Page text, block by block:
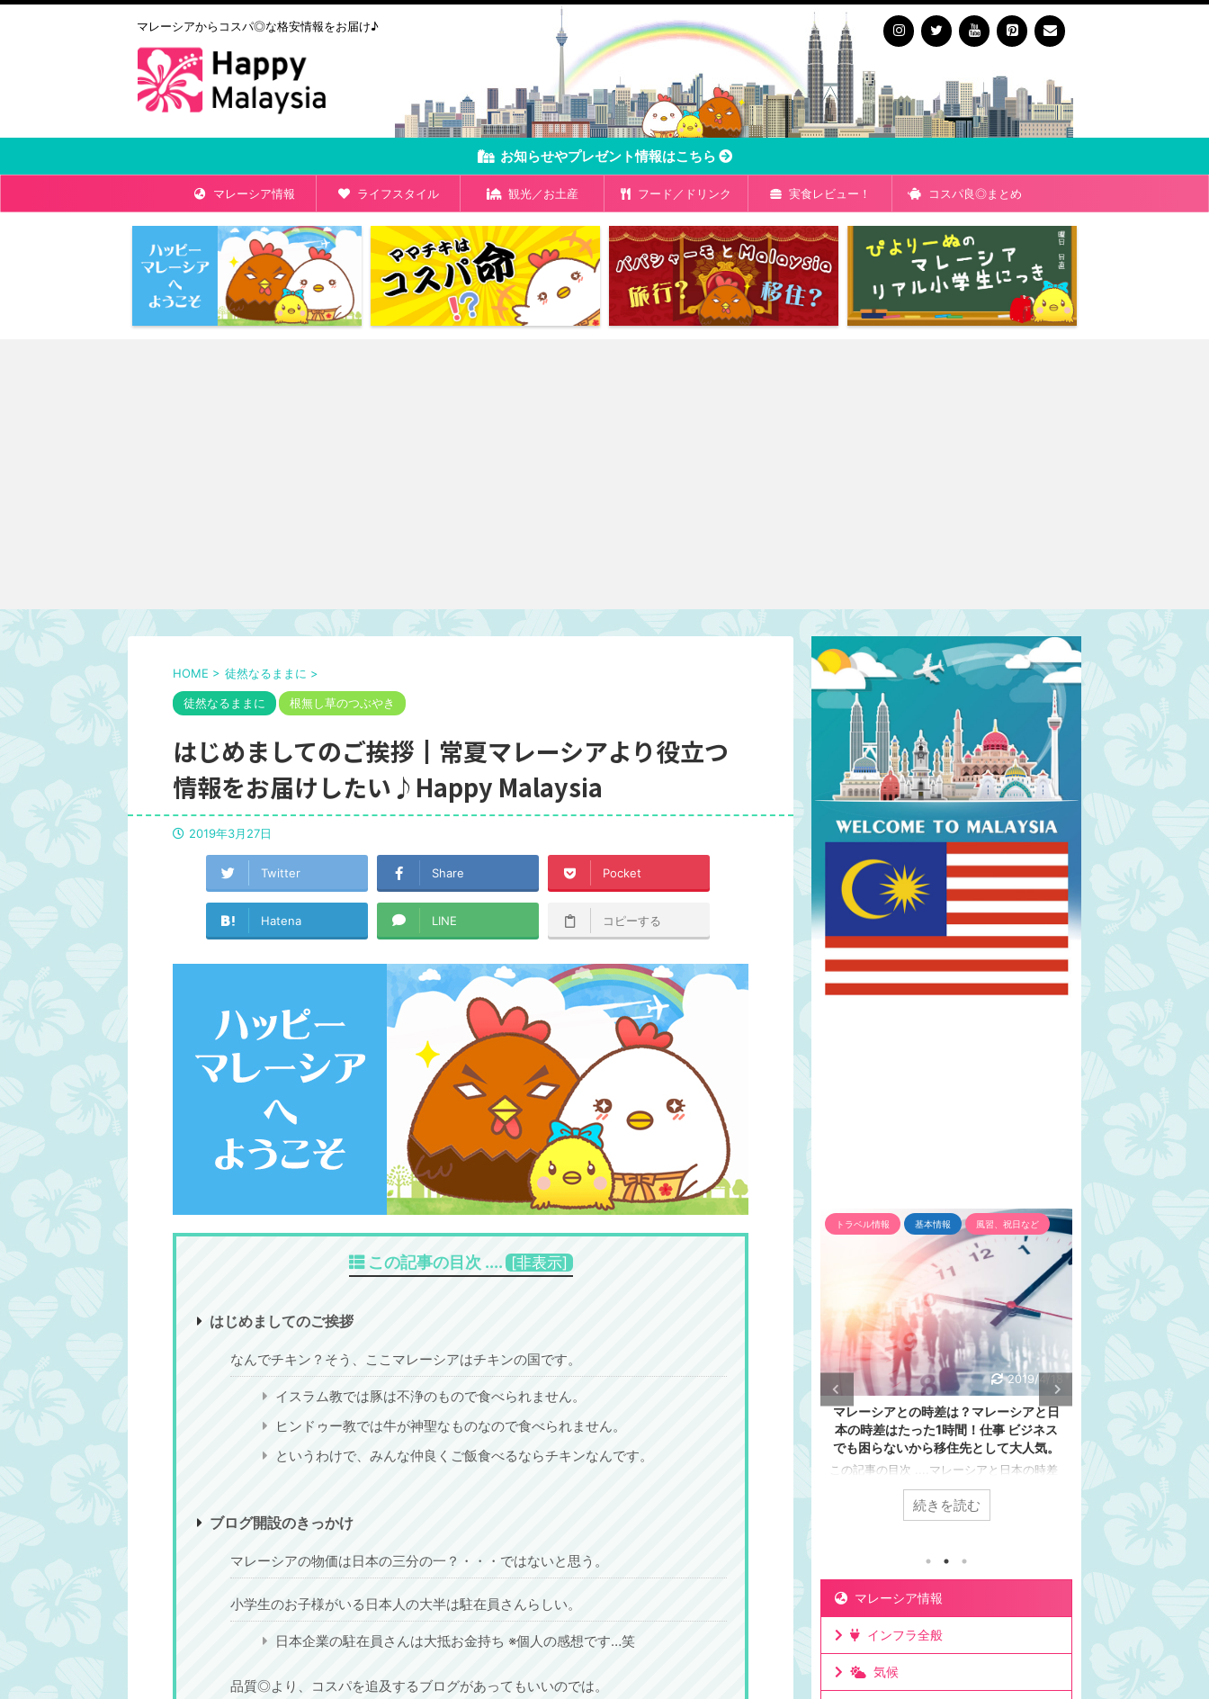
マレーシアからコスパ◎な格安情報をお届け♪
お知らせやプレゼント情報はこちら
マレーシア情報 ライフスタイル 観光／お土産 フード／ドリンク 実食レビュー！ コスパ良◎まとめ
HOME > 徒然なるままに >
徒然なるままに 根無し草のつぶやき
はじめましてのご挨拶┃常夏マレーシアより役立つ
情報をお届けしたい♪Happy Malaysia
2019年3月27日
Twitter Share Pocket
Hatena LINE コピーする
この記事の目次 .... [非表示]
はじめましてのご挨拶
なんでチキン？そう、ここマレーシアはチキンの国です。
イスラム教では豚は不浄のもので食べられません。
ヒンドゥー教では牛が神聖なものなので食べられません。
というわけで、みんな仲良くご飯食べるならチキンなんです。
ブログ開設のきっかけ
マレーシアの物価は日本の三分の一？・・・ではないと思う。
小学生のお子様がいる日本人の大半は駐在員さんらしい。
日本企業の駐在員さんは大抵お金持ち ※個人の感想です…笑
品質◎より、コスパを追及するブログがあってもいいのでは。
インフラ トラベル情報
2019/4/4
変圧器は？コンセントは？変換プラグ
は？マレーシアの電圧は日本と違いま
す。マレーシアの観光、旅行者必見！
この記事の目次 ....マレーシアでもスマホを
充電したいな～と思いますよね？そのままで
は充電できません。マレーシアの電圧は日本
と違います。マレーシアの電圧の電圧、周波
数、プラグの違いについてまとめました。マ
レーシアのコンセントのプラグの形も日本と
違います。プラグの形状を比較してみよう日
本のプラグの形状 マレーシアのプラグの形
状 このスイッチ、とっても重要！要チェッ
ク！電圧が高いので、漏電や火災に要注意。
油断はダメです。変換プラグが必要な場合対
応電圧を確認して220V対応なら変換プラグ
があれば使える対応可能 ...
続きを読む
2019/4/4
報や両替についても！マレーシアの観
光、旅行者必見！
メニューに、スマホだとフッター近くに為替
リンギット通貨計算機も一緒に置いてますお
すすめの両替ポイント空港で両替するなら少
ガモールなどのたくさん人が並んでいる両替
所がレート良◎ママチキは50RM札が大好
き！なぜなら・・・ マレーシアの通貨はリ
本の時差はたった1時間！仕事 ビジネス
でも困らないから移住先として大人気。
レーシアと日本でビジネスをしても連絡を取
りやすい時差。移住して日本と仕事をしてい
る人もたくさんいる理由。ビジネスでリアル
タイムに連絡が取れるのは利点。ミーティン
グの時間も決めやすいお昼休みの感覚も大体
似た時間なのでわかりやすいママチキも仕事
で日本と毎日やり取りするけど問題なし。時
インフラ トラベル情報 電圧
2019/4/4
変圧器は？コンセントは？変換プラグ
は？マレーシアの電圧は日本と違いま
す。マレーシアの観光、旅行者必見！
この記事の目次 ....マレーシアでもスマホを
充電したいな～と思いますよね？そのままで
は充電できません。マレーシアの電圧は日本
と違います。マレーシアの電圧の電圧、周波
本のプラグの形状 マレーシアのプラグの形
状 このスイッチ、とっても重要！要チェッ
油断はダメです。変換プラグが必要な場合対
応電圧を確認して220V対応なら変換プラグ
があれば使える対応可能 ...
続きを読む
トラベル情報 基本
銀行／両替
マレーシアの通貨
報や両替につい
光、旅
この記事の目次 ....
ギットお札の種類は
硬貨の種類は4種類
メニューに、スマホ
情報があります。
リンギット通貨計算
すすめの両替ポイン
しだけにしておきま
ガモールなどのたく
所がレート良◎ママ
き！なぜなら・・
ンギット お札の種
ト） 1RM(リンギ ...
続
マレーシア情報
インフラ全般
気候